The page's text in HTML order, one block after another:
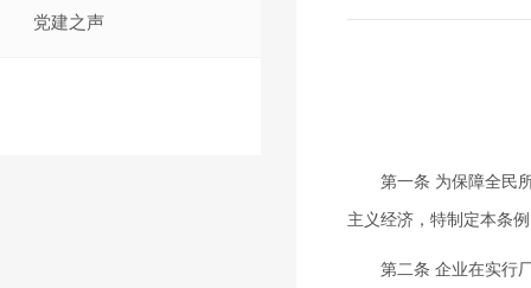
党建之声
第一条 为保障全民所
主义经济，特制定本条
第二条 企业在实行厂